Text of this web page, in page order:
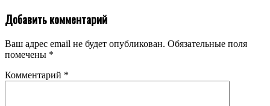
Добавить комментарий
Ваш адрес email не будет опубликован. Обязательные поля
помечены *
Комментарий *